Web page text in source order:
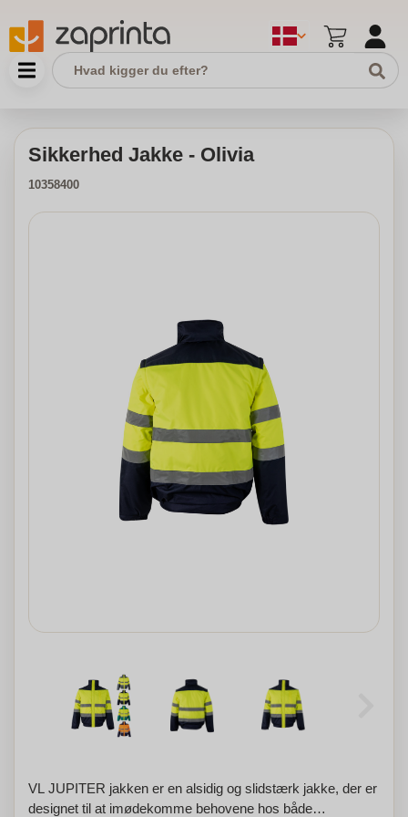
Sikkerhed Jakke - Olivia
10358400
VL JUPITER jakken er en alsidig og slidstærk jakke, der er
designet til at imødekomme behovene hos både